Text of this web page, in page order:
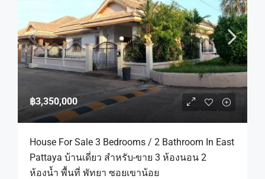
฿3,350,000
House For Sale 3 Bedrooms / 2 Bathroom In East
Pattaya บ้านเดี่ยว สำหรับ-ขาย 3 ห้องนอน 2
ห้องน้ำ พื้นที่ พัทยา ซอยเขาน้อย